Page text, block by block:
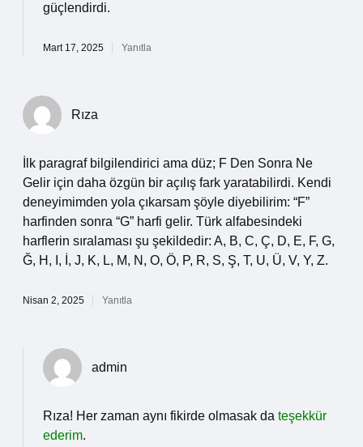
güçlendirdi.
Mart 17, 2025 Yanıtla
Rıza
İlk paragraf bilgilendirici ama düz; F Den Sonra Ne
Gelir için daha özgün bir açılış fark yaratabilirdi. Kendi
deneyimimden yola çıkarsam şöyle diyebilirim: “F”
harfinden sonra “G” harfi gelir. Türk alfabesindeki
harflerin sıralaması şu şekildedir: A, B, C, Ç, D, E, F, G,
Ğ, H, I, İ, J, K, L, M, N, O, Ö, P, R, S, Ş, T, U, Ü, V, Y, Z.
Nisan 2, 2025 Yanıtla
admin
Rıza! Her zaman aynı fikirde olmasak da teşekkür
ederim.